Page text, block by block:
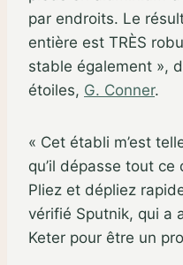
par endroits. Le
entière est TRÈS
stable également »,
étoiles, G. Conner.
« Cet établi m’est
qu’il dépasse tout ce
Pliez et dépliez
vérifié Sputnik, qui a
Keter pour être un